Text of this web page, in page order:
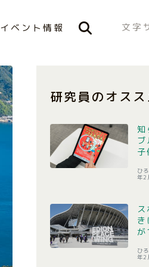
イベント情報 文字
研究員のオス
知
ブ
子
ひ
年2
き
が
ひ
年2